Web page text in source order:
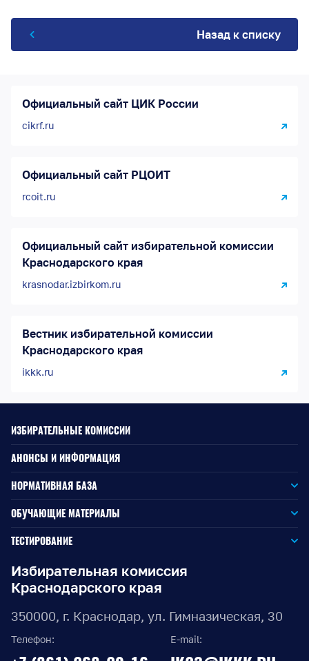
Назад к списку
Официальный сайт ЦИК России
cikrf.ru
Официальный сайт РЦОИТ
rcoit.ru
Официальный сайт избирательной комиссии
Краснодарского края
krasnodar.izbirkom.ru
Вестник избирательной комиссии
Краснодарского края
ikkk.ru
Избирательная комиссия
Краснодарского края
350000, г. Краснодар, ул. Гимназическая, 30
Телефон: E-mail:
ИЗБИРАТЕЛЬНЫЕ КОМИССИИ
АНОНСЫ И ИНФОРМАЦИЯ
НОРМАТИВНАЯ БАЗА
Законодательство РФ
Законодательство КК
Документы ЦИК России
Документы ИККК
Выборы Губернатора Краснодарского края
ОБУЧАЮЩИЕ МАТЕРИАЛЫ
Для окружной избирательной комиссии
Для территориальной избирательной комиссии
Для участковой избирательной комиссии
ТЕСТИРОВАНИЕ
Для членов участковых избирательных комиссий